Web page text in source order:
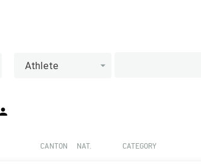
Athlete
CANTON NAT. CATEGORY